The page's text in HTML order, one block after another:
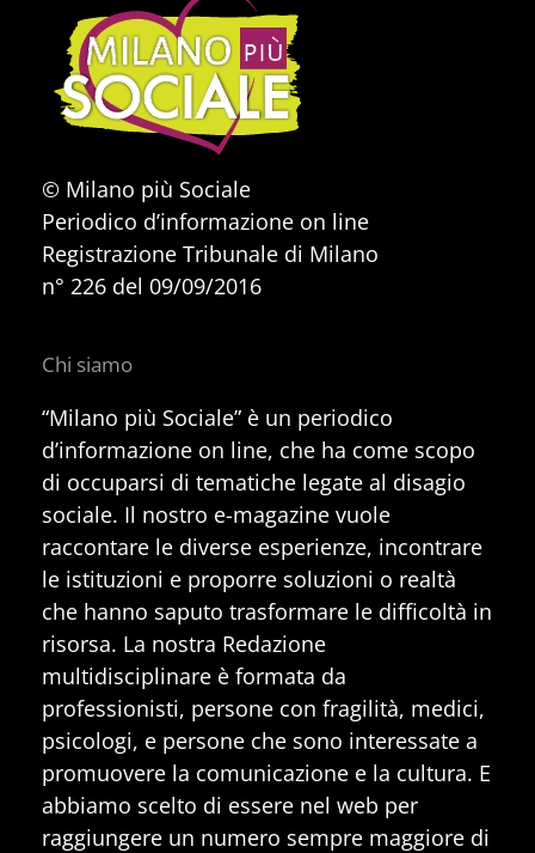
© Milano più Sociale
Periodico d’informazione on line
Registrazione Tribunale di Milano
n° 226 del 09/09/2016
Chi siamo
“Milano più Sociale” è un periodico
d’informazione on line, che ha come scopo
di occuparsi di tematiche legate al disagio
sociale. Il nostro e-magazine vuole
raccontare le diverse esperienze, incontrare
le istituzioni e proporre soluzioni o realtà
che hanno saputo trasformare le difficoltà in
risorsa. La nostra Redazione
multidisciplinare è formata da
professionisti, persone con fragilità, medici,
psicologi, e persone che sono interessate a
promuovere la comunicazione e la cultura. E
abbiamo scelto di essere nel web per
raggiungere un numero sempre maggiore di